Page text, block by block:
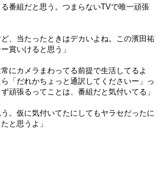
る番組だと思う。つまらないTVで唯一頑張
ど、当たったときはデカいよね。この濱田祐
賞いけると思う」
にカメラまわってる前提で生活してるよ
「だれかちょっと通訳してくださいー」っ
頑張るってことは、番組だと気付いてる」
。仮に気付いてたにしてもヤラセだったに
と思うよ」